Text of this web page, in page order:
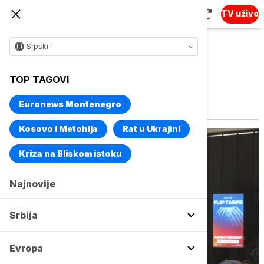
TV uživo
Srpski
TOP TAGOVI
Euronews Montenegro
Kosovo i Metohija Rat u Ukrajini
Kriza na Bliskom istoku
Najnovije
Srbija
Evropa
Vise o temi
Kosovo i Metohija